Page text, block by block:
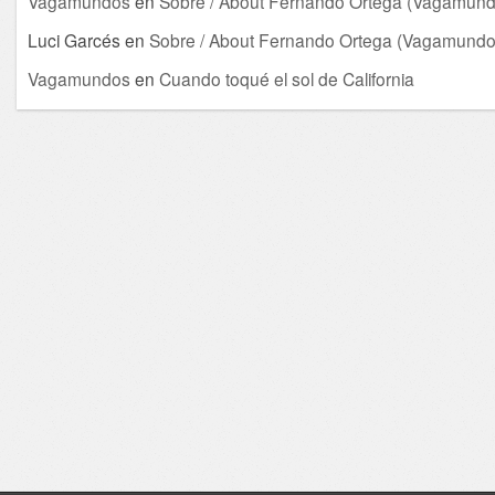
Luci Garcés en Sobre / About Fernando Ortega
Vagamundos en Cuando toqué el sol de California